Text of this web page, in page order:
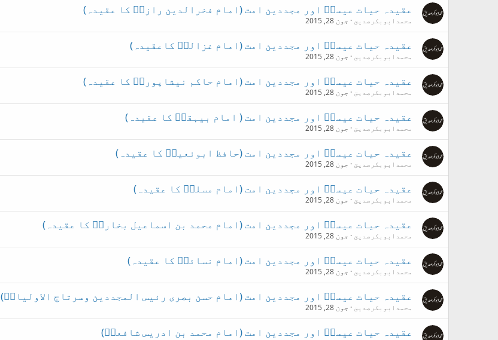
عقیدہ حیات عیسیؑ اور مجددین امت (امام فخرالدین رازیؒ کا عقیدہ)
محمدابوبکرصدیق جون 28, 2015
عقیدہ حیات عیسیؑ اور مجددین امت (امام غزالیؒ کاعقیدہ)
محمدابوبکرصدیق جون 28, 2015
عقیدہ حیات عیسیؑ اور مجددین امت (امام حاکم نیشاپوریؒ کا عقیدہ)
محمدابوبکرصدیق جون 28, 2015
عقیدہ حیات عیسیؑ اور مجددین امت ( امام بیہقیؒ کا عقیدہ)
محمدابوبکرصدیق جون 28, 2015
عقیدہ حیات عیسیؑ اور مجددین امت (حافظ ابونعیمؒ کا عقیدہ)
محمدابوبکرصدیق جون 28, 2015
عقیدہ حیات عیسیؑ اور مجددین امت (امام مسلمؒ کا عقیدہ)
محمدابوبکرصدیق جون 28, 2015
عقیدہ حیات عیسیؑ اور مجددین امت (امام محمد بن اسماعیل بخاریؒ کا عقیدہ)
محمدابوبکرصدیق جون 28, 2015
عقیدہ حیات عیسیؑ اور مجددین امت (امام نسائیؒ کا عقیدہ)
محمدابوبکرصدیق جون 28, 2015
عقیدہ حیات عیسیؑ اور مجددین امت (امام حسن بصری رئیس المجددین وسرتاج الاولیاءؓ)
محمدابوبکرصدیق جون 28, 2015
عقیدہ حیات عیسیؑ اور مجددین امت (امام محمد بن ادریس شافعیؒ)